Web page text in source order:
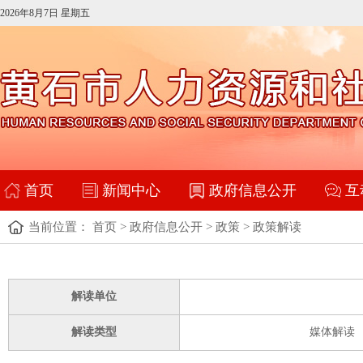
2026年8月7日 星期五
首页 新闻中心 政府信息公开 互
当前位置： 首页 > 政府信息公开 > 政策 > 政策解读
解读单位
解读类型 媒体解读